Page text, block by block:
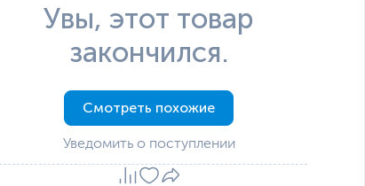
Увы, этот товар
закончился.
Смотреть похожие
Уведомить о поступлении